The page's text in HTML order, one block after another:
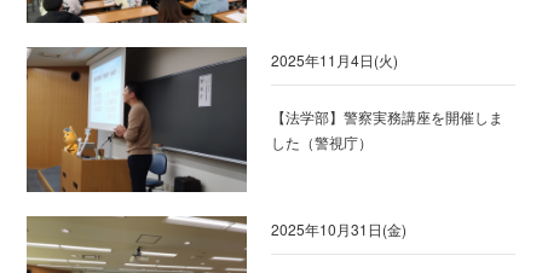
2025年11月4日(火)
【法学部】警察実務講座を開催しま
した（警視庁）
2025年10月31日(金)